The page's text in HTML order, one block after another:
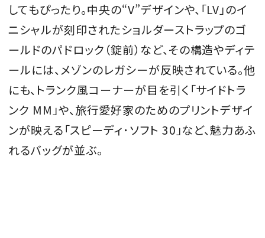
してもぴったり。中央の“V”デザインや、「LV」のイ
ニシャルが刻印されたショルダーストラップのゴ
ールドのパドロック（錠前）など、その構造やディテ
ールには、メゾンのレガシーが反映されている。他
にも、トランク風コーナーが目を引く「サイドトラ
ンク MM」や、旅行愛好家のためのプリントデザイ
ンが映える「スピーディ･ソフト 30」など、魅力あふ
れるバッグが並ぶ。